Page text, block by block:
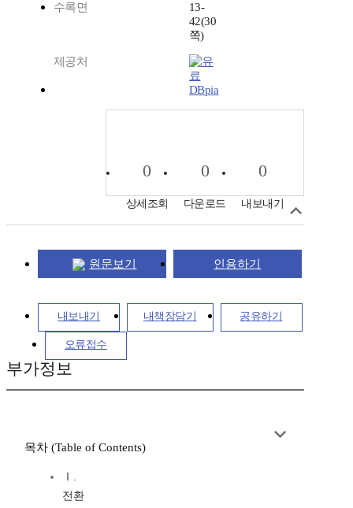
수록면
13-
42(30
쪽)
제공처
DBpia
0
상세조회
0
다운로드
0
내보내기
원문보기 인용하기
내보내기 내책장담기 공유하기
오류접수
부가정보
목차 (Table of Contents)
Ⅰ.
전환